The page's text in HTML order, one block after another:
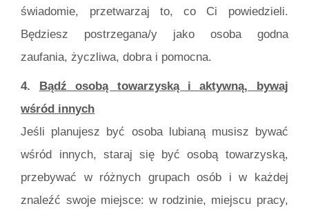
świadomie, przetwarzaj to, co Ci powiedzieli.
Będziesz postrzegana/y jako osoba godna
zaufania, życzliwa, dobra i pomocna.
4. Bądź osobą towarzyską i aktywną, bywaj
wśród innych
Jeśli planujesz być osoba lubianą musisz bywać
wśród innych, staraj się być osobą towarzyską,
przebywać w różnych grupach osób i w każdej
znaleźć swoje miejsce: w rodzinie, miejscu pracy,